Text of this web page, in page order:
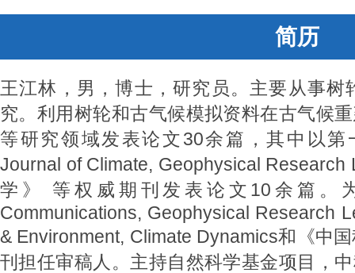
简历
王江林，男，博士，研究员。主要从事树
究。利用树轮和古气候模拟资料在古气候
等研究领域发表论文30余篇，其中以第
Journal of Climate, Geophysical
学》 等权威期刊发表论文10余篇。为
Communications, Geophysical Research
& Environment, Climate Dynamics和《中
刊担任审稿人。主持自然科学基金项目，